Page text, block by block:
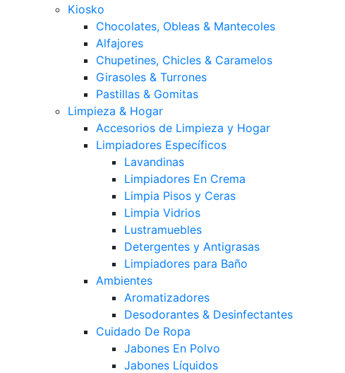
Kiosko
Chocolates, Obleas & Mantecoles
Alfajores
Chupetines, Chicles & Caramelos
Girasoles & Turrones
Pastillas & Gomitas
Limpieza & Hogar
Accesorios de Limpieza y Hogar
Limpiadores Específicos
Lavandinas
Limpiadores En Crema
Limpia Pisos y Ceras
Limpia Vidrios
Lustramuebles
Detergentes y Antigrasas
Limpiadores para Baño
Ambientes
Aromatizadores
Desodorantes & Desinfectantes
Cuidado De Ropa
Jabones En Polvo
Jabones Líquidos